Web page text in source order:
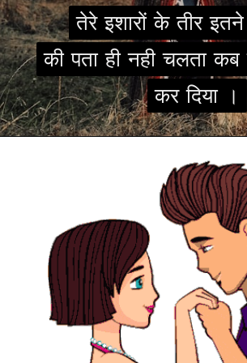
तेरे इशारों के तीर इतने
की पता ही नही चलता
कर दिया ।
तेरे इशारों के तीर इतने
की पता ही नही चलता
कर दिया ।